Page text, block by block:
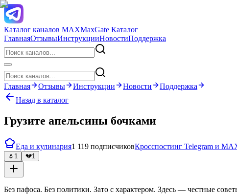
Каталог каналов MAXMaxGate Каталог
ГлавнаяОтзывыИнструкцииНовостиПоддержка
Главная Отзывы Инструкции Новости
Поддержка
Назад в каталог
Грузите апельсины бочками
Еда и кулинария1 119 подписчиковКросспостинг Telegram и
🌷 1 💔1
Без пафоса. Без политики. Зато с характером. Здесь — честные